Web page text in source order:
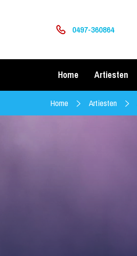
0497-360864
Home Artiesten
Home Artiesten